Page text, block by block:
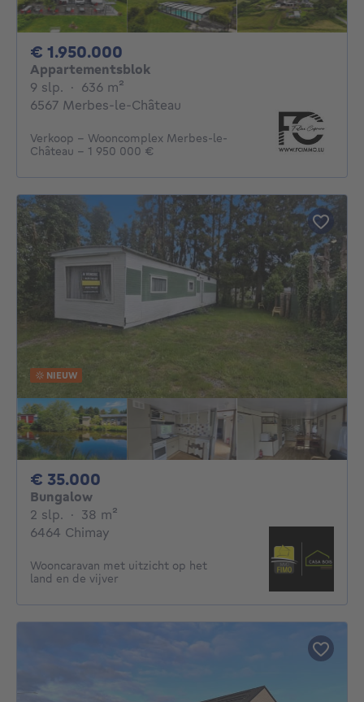
€ 1.950.000
Appartementsblok
9 slp. 9 slaapkamers
· 636 m²
6567 Merbes-le-Château
Verkoop - Wooncomplex Merbes-le-
Château - 1 950 000 €
NIEUW
€ 35.000
Bungalow
2 slp. 2 slaapkamers
· 38 m²
6464 Chimay
Wooncaravan met uitzicht op het
land en de vijver